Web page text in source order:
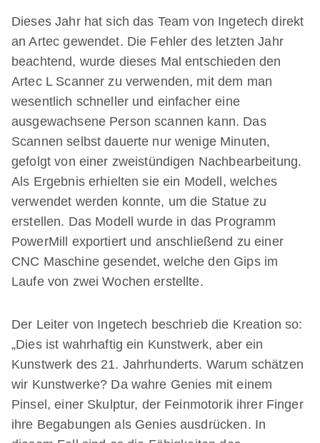
Dieses Jahr hat sich das Team von Ingetech direkt
an Artec gewendet. Die Fehler des letzten Jahr
beachtend, wurde dieses Mal entschieden den
Artec L Scanner zu verwenden, mit dem man
wesentlich schneller und einfacher eine
ausgewachsene Person scannen kann. Das
Scannen selbst dauerte nur wenige Minuten,
gefolgt von einer zweistündigen Nachbearbeitung.
Als Ergebnis erhielten sie ein Modell, welches
verwendet werden konnte, um die Statue zu
erstellen. Das Modell wurde in das Programm
PowerMill exportiert und anschließend zu einer
CNC Maschine gesendet, welche den Gips im
Laufe von zwei Wochen erstellte.
Der Leiter von Ingetech beschrieb die Kreation so:
„Dies ist wahrhaftig ein Kunstwerk, aber ein
Kunstwerk des 21. Jahrhunderts. Warum schätzen
wir Kunstwerke? Da wahre Genies mit einem
Pinsel, einer Skulptur, der Feinmotorik ihrer Finger
ihre Begabungen als Genies ausdrücken. In